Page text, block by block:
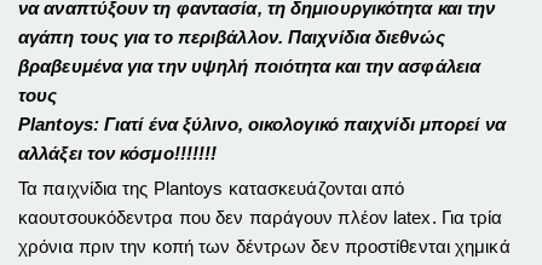
να αναπτύξουν τη φαντασία, τη δημιουργικότητα και την
αγάπη τους για το περιβάλλον. Παιχνίδια διεθνώς
βραβευμένα για την υψηλή ποιότητα και την ασφάλεια
τους
Plantoys:Γιατί ένα ξύλινο, οικολογικό παιχνίδι μπορεί να
αλλάξει τον κόσμο!!!!!!!
Τα παιχνίδια της Plantoys κατασκευάζονται από
καουτσουκόδεντρα που δεν παράγουν πλέον latex. Για τρία
χρόνια πριν την κοπή των δέντρων δεν προστίθενται χημικά